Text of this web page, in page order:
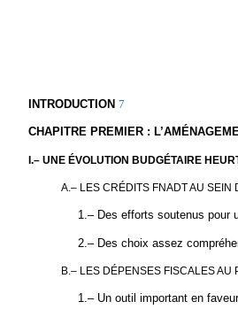
INTRODUCTION 7
CHAPITRE PREMIER :
I.– UNE ÉVOLUTION BUDGÉTAIRE
A.– LES CRÉDITS FNADT AU SEIN
1.– Des efforts soutenus pour
2.– Des choix assez
B.– LES DÉPENSES FISCALES AU
1.– Un outil important en